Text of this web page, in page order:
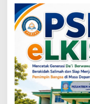
M
e
m
b
a
n
g
u
n
K
e